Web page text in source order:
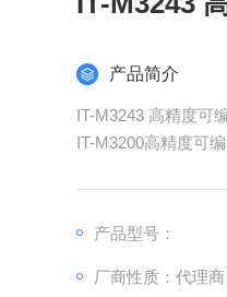
产品简介
IT-M3243 高精
IT-M3200高精度可
产品型号：
厂商性质：代理商